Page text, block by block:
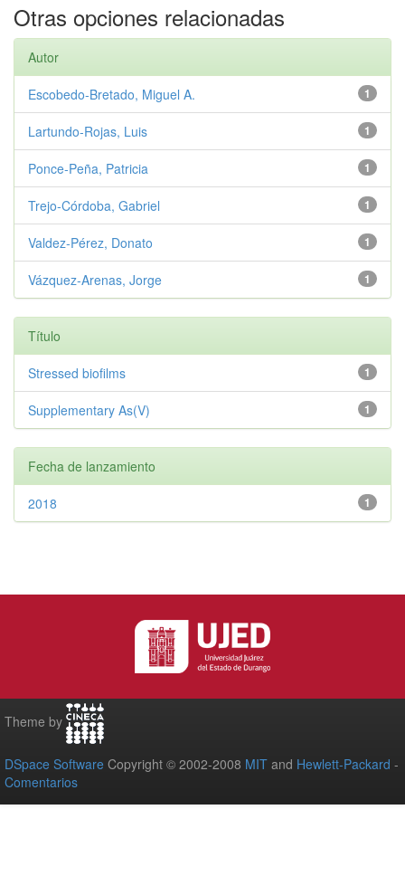
Otras opciones relacionadas
Autor
1
Escobedo‑Bretado, Miguel A.
1
Lartundo‑Rojas, Luis
1
Ponce‑Peña, Patricia
1
Trejo‑Córdoba, Gabriel
1
Valdez‑Pérez, Donato
1
Vázquez‑Arenas, Jorge
Título
1
Stressed biofilms
1
Supplementary As(V)
Fecha de lanzamiento
1
2018
Theme by
DSpace Software Copyright © 2002-2008 MIT and Hewlett-Packard -
Comentarios